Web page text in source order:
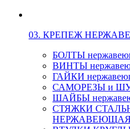
03. КРЕПЕЖ
БОЛТЫ
ВИНТЫ
ГАЙКИ
САМОРЕЗЫ и
ШАЙБЫ
СТЯЖКИ
НЕРЖАВЕЮЩАЯ